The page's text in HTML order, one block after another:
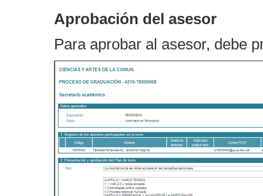
Aprobación del asesor
Para aprobar al asesor, debe